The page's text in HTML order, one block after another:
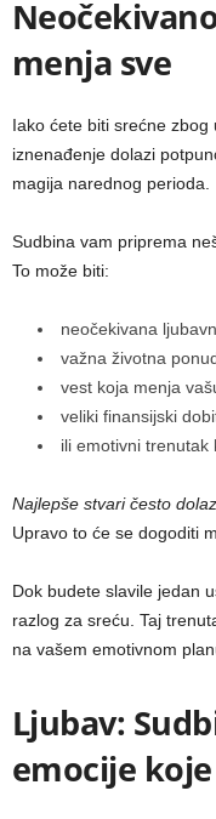
menja sve
Iako ćete biti srećne
iznenađenje dolazi
magija narednog perioda.
Sudbina vam priprema
To može biti:
neočekivana
važna životna
vest koja menja
veliki finansijski
ili emotivni trenutak
Najlepše stvari često
Upravo to će se dogoditi
Dok budete slavile jedan
razlog za sreću. Taj
na vašem emotivnom
Ljubav:
emocije